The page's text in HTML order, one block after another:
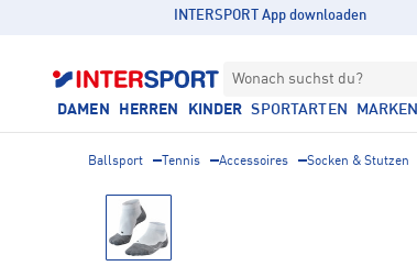
INTERSPORT App downloaden
Wonach suchst du?
DAMEN HERREN KINDER SPORTARTEN MARKEN
Ballsport Tennis Accessoires Socken & Stutzen